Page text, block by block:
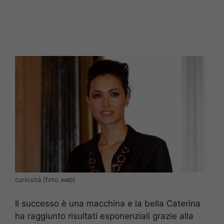
curiosità (foto web)
Il successo è una macchina e la bella Caterina
ha raggiunto risultati esponenziali grazie alla